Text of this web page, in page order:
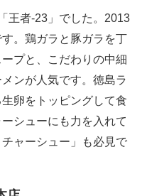
王者-23」でした。2013
。鶏ガラと豚ガラを丁
プと、こだわりの中細
ンが人気です。徳島ラ
卵をトッピングして食
シューにも力を入れて
ャーシュー」も必見で